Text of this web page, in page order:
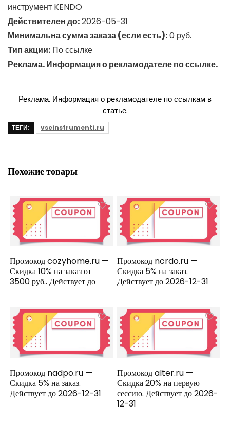
инструмент KENDO
Действителен до:2026-05-31
Минимальна сумма заказа (если есть):0 руб.
Тип акции: По ссылке
Реклама. Информация о рекламодателе по ссылке.
Реклама. Информация о рекламодателе по ссылкам в
статье.
ТЕГИ: vseinstrumenti.ru
Похожие товары
Промокод cozyhome.ru —
Скидка 10% на заказ от
3500 руб.. Действует до
Промокод ncrdo.ru —
Скидка 5% на заказ.
Действует до 2026-12-31
Промокод nadpo.ru —
Скидка 5% на заказ.
Действует до 2026-12-31
Промокод alter.ru —
Скидка 20% на первую
сессию. Действует до 2026-
12-31